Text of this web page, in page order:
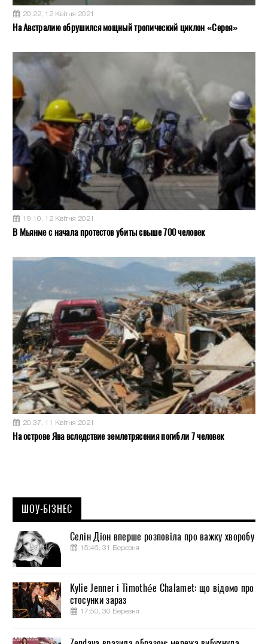
20:22, 12 Квітня 2021
На Австралию обрушился мощный тропический циклон «Сероя»
19:10, 12 Квітня 2021
В Мьянме с начала протестов убиты свыше 700 человек
20:37, 11 Квітня 2021
На острове Ява вследствие землетрясения погибли 7 человек
ШОУ-БІЗНЕС
Селін Діон вперше розповіла про важку хворобу
15:46, 31 Березня
Kylie Jenner і Timothée Chalamet: що відомо про
стосунки зараз
17:50, 30 Березня